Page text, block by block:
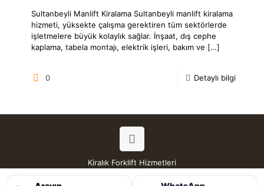
Sultanbeyli Manlift Kiralama Sultanbeyli manlift kiralama
hizmeti, yüksekte çalışma gerektiren tüm sektörlerde
işletmelere büyük kolaylık sağlar. İnşaat, dış cephe
kaplama, tabela montajı, elektrik işleri, bakım ve […]
0 Detaylı bilgi
Kiralık Forklift Hizmetleri
Tüm Hakları Saklıdır © 2026